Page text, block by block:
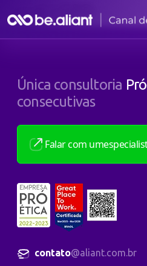
Canal LGPD
Única consultoria
consecutivas
Falar com um
contato@aliant.com.br